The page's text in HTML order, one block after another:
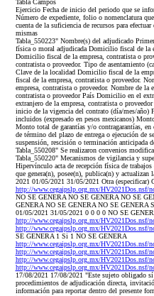
Tabla Campos
Ejercicio Fecha de inicio del periodo que se
Número de expediente, folio o nomenclatura
cuenta de la suficiencia de recursos para
mismas
Tabla_550223" Nombre(s) del adjudicado
física o moral adjudicada Domicilio fiscal de la
Domicilio fiscal de la empresa, contratista o
contratista o proveedor. Tipo de asentamiento
Clave de la localidad Domicilio fiscal de la
fiscal de la empresa, contratista o proveedor.
empresa, contratista o proveedor. Nombre de
contratista o proveedor País Domicilio en el
extranjero de la empresa, contratista o
inicio de la vigencia del contrato (día/mes/año)
incluidos (expresado en pesos mexicanos)
Monto total de garantías y/o contragarantías, en
de término del plazo de entrega o ejecución de
suspensión, rescisión o terminación anticipada
Tabla_550208" Se realizaron convenios
Tabla_550220" Mecanismos de vigilancia y
Hipervínculo acta de recepción física de
que genera(n), posee(n), publica(n) y
2021 01/05/2021 31/05/2021 Otra (especificar)
http://www.cegaipslp.org.mx/
NO SE GENERA NO SE GENERA NO SE
GENERA NO SE GENERA NO SE GENERA
01/05/2021 31/05/2021 0 0 0 0 NO SE
http://www.cegaipslp.org.mx/
http://www.cegaipslp.org.mx/
SE GENERA 1 Si 1 NO SE GENERA
http://www.cegaipslp.org.mx/
http://www.cegaipslp.org.mx/
http://www.cegaipslp.org.mx/
http://www.cegaipslp.org.mx/
17/08/2021 17/08/2021 "Este sujeto obligado sí
procedimientos de adjudicación directa,
información para reportar dentro del presente